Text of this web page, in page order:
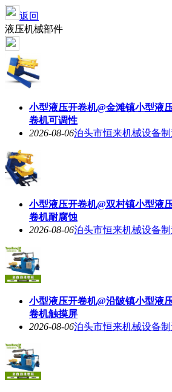
返回
液压机械部件
小型液压开卷机@金滩镇小型液
卷机可调性
2026-08-06泊头市恒来机械设备制
小型液压开卷机@双村镇小型液
卷机耐腐蚀
2026-08-06泊头市恒来机械设备制
小型液压开卷机@沿陂镇小型液
卷机触摸屏
2026-08-06泊头市恒来机械设备制